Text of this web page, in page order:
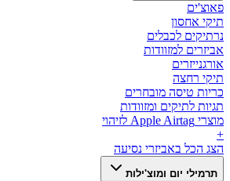
פאוצ'ים
תיקי אחסון
נרתיקים לכבלים
אביזרים למזוודות
אורגנייזרים
תיקי רחצה
כריות טיסה מובחרים
תגיות לתיקים ומזוודות
מוצרי Apple Airtag לזיהוי
+
הצג הכל באביזרי נסיעה
תרמילי יום ומוצ'ילות